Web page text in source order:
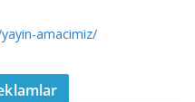
amacimiz/